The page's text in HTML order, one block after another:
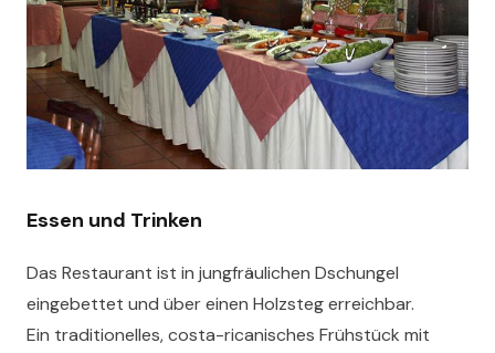
Essen und Trinken
Das Restaurant ist in jungfräulichen Dschungel
eingebettet und über einen Holzsteg erreichbar.
Ein traditionelles, costa-ricanisches Frühstück mit